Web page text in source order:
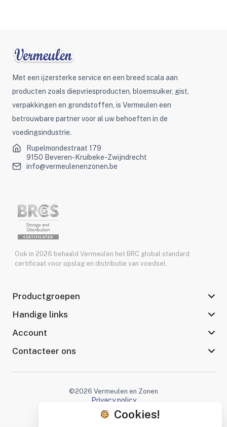
Met een ijzersterke service en een breed scala aan
producten zoals diepvriesproducten, bloemsuiker, gist,
verpakkingen en grondstoffen, is Vermeulen een
betrouwbare partner voor al uw behoeften in de
voedingsindustrie.
Rupelmondestraat 179
9150 Beveren-Kruibeke-Zwijndrecht
info@vermeulenenzonen.be
Ook in 2026 behaald Vermeulen het BRC global standard
certificaat voor opslag en distributie van voedsel.
Productgroepen
Handige links
Account
Contacteer ons
©2026 Vermeulen en Zonen
Privacy policy
Cookies!